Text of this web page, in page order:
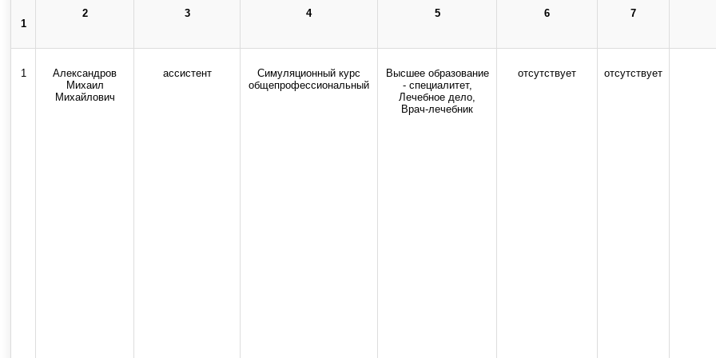
1
2 3 4 5 6 7
1
Александров
Михаил
Михайлович
ассистент
Симуляционный курс
общепрофессиональный
Высшее образование
- специалитет,
Лечебное дело,
Врач-лечебник
отсутствует отсутствует
Все права защищены.